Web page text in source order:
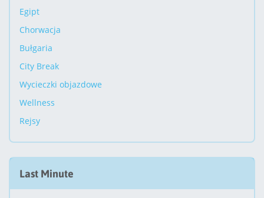
Egipt
Chorwacja
Bułgaria
City Break
Wycieczki objazdowe
Wellness
Rejsy
Last Minute